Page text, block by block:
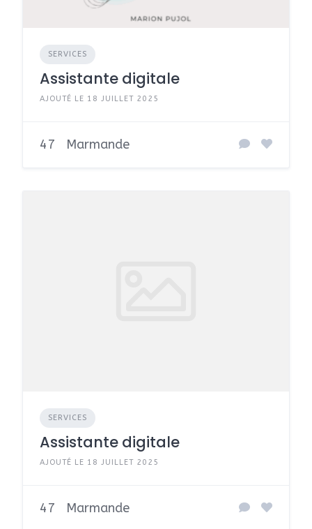
SERVICES
Assistante digitale
AJOUTÉ LE 18 JUILLET 2025
47 Marmande
SERVICES
Assistante digitale
AJOUTÉ LE 18 JUILLET 2025
47 Marmande